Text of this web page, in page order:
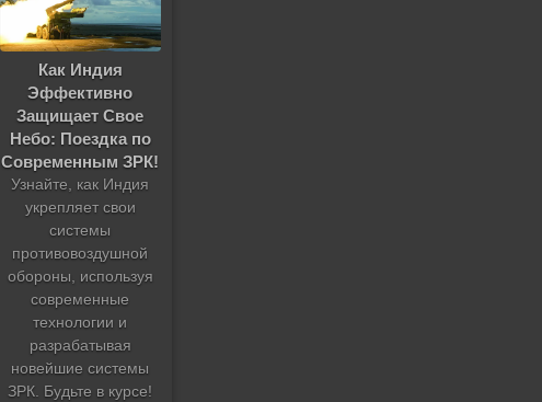
Как Индия
Эффективно
Защищает Свое
Небо: Поездка по
Современным ЗРК!
Узнайте, как Индия
укрепляет свои
системы
противовоздушной
обороны, используя
современные
технологии и
разрабатывая
новейшие системы
ЗРК. Будьте в курсе!